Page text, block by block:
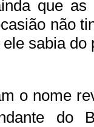
que as
não
sabia
o nome
do